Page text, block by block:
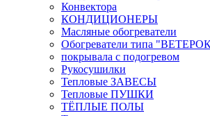
Конвектора
КОНДИЦИОНЕРЫ
Масляные обогреватели
Обогреватели типа
покрывала с подогревом
Рукосушилки
Тепловые ЗАВЕСЫ
Тепловые ПУШКИ
ТЁПЛЫЕ ПОЛЫ